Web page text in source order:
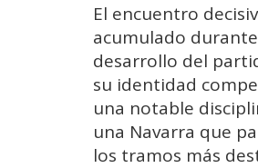
El encuentro
acumulado
desarrollo del
su identidad
una notable
una Navarra que
los tramos más